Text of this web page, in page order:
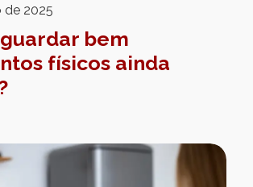
de 2025
bem
físicos ainda